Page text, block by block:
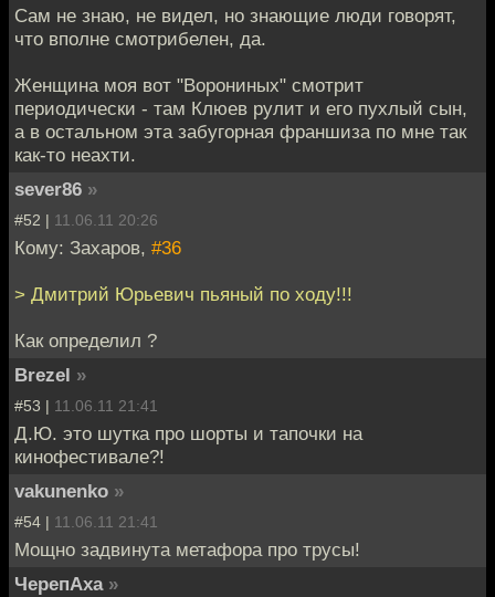
Сам не знаю, не видел, но знающие люди говорят,
что вполне смотрибелен, да.
Женщина моя вот "Ворониных" смотрит
периодически - там Клюев рулит и его пухлый сын,
а в остальном эта забугорная франшиза по мне так
как-то неахти.
sever86 »
#52 | 11.06.11 20:26
Кому: Захаров, #36
> Дмитрий Юрьевич пьяный по ходу!!!
Как определил ?
Brezel »
#53 | 11.06.11 21:41
Д.Ю. это шутка про шорты и тапочки на
кинофестивале?!
vakunenko »
#54 | 11.06.11 21:41
Мощно задвинута метафора про трусы!
ЧерепАха »